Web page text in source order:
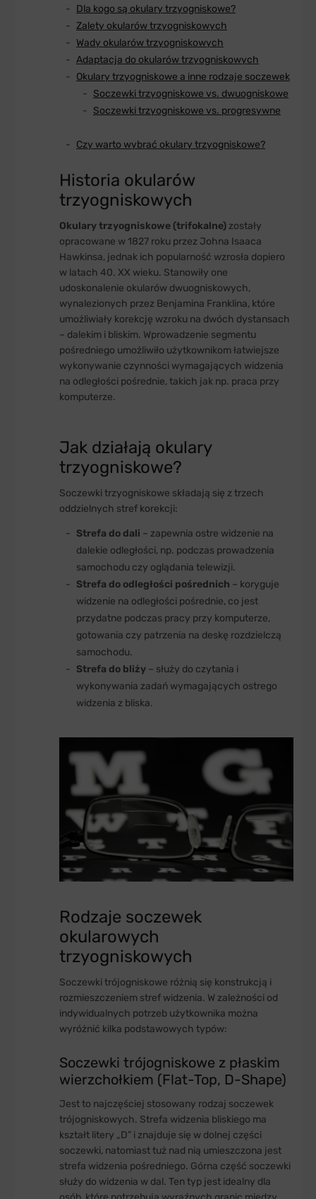
Dla kogo są okulary trzyogniskowe?
Zalety okularów trzyogniskowych
Wady okularów trzyogniskowych
Adaptacja do okularów trzyogniskowych
Okulary trzyogniskowe a inne rodzaje soczewek
Soczewki trzyogniskowe vs. dwuogniskowe
Soczewki trzyogniskowe vs. progresywne
Czy warto wybrać okulary trzyogniskowe?
Historia okularów
trzyogniskowych
Okulary trzyogniskowe (trifokalne) zostały
opracowane w 1827 roku przez Johna Isaaca
Hawkinsa, jednak ich popularność wzrosła dopiero
w latach 40. XX wieku. Stanowiły one
udoskonalenie okularów dwuogniskowych,
wynalezionych przez Benjamina Franklina, które
umożliwiały korekcję wzroku na dwóch dystansach
– dalekim i bliskim. Wprowadzenie segmentu
pośredniego umożliwiło użytkownikom łatwiejsze
wykonywanie czynności wymagających widzenia
na odległości pośrednie, takich jak np. praca przy
komputerze.
Jak działają okulary
trzyogniskowe?
Soczewki trzyogniskowe składają się z trzech
oddzielnych stref korekcji:
Strefa do dali – zapewnia ostre widzenie na
dalekie odległości, np. podczas prowadzenia
samochodu czy oglądania telewizji.
Strefa do odległości pośrednich – koryguje
widzenie na odległości pośrednie, co jest
przydatne podczas pracy przy komputerze,
gotowania czy patrzenia na deskę rozdzielczą
samochodu.
Strefa do bliży – służy do czytania i
wykonywania zadań wymagających ostrego
widzenia z bliska.
Rodzaje soczewek
okularowych
trzyogniskowych
Soczewki trójogniskowe różnią się konstrukcją i
rozmieszczeniem stref widzenia. W zależności od
indywidualnych potrzeb użytkownika można
wyróżnić kilka podstawowych typów:
Soczewki trójogniskowe z płaskim
wierzchołkiem (Flat-Top, D-Shape)
Jest to najczęściej stosowany rodzaj soczewek
trójogniskowych. Strefa widzenia bliskiego ma
kształt litery „D” i znajduje się w dolnej części
soczewki, natomiast tuż nad nią umieszczona jest
strefa widzenia pośredniego. Górna część soczewki
służy do widzenia w dal. Ten typ jest idealny dla